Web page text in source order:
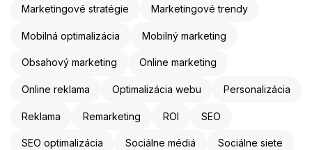
Marketingové stratégie Marketingové trendy
Mobilná optimalizácia Mobilný marketing
Obsahový marketing Online marketing
Online reklama Optimalizácia webu Personalizácia
Reklama Remarketing ROI SEO
SEO optimalizácia Sociálne médiá Sociálne siete